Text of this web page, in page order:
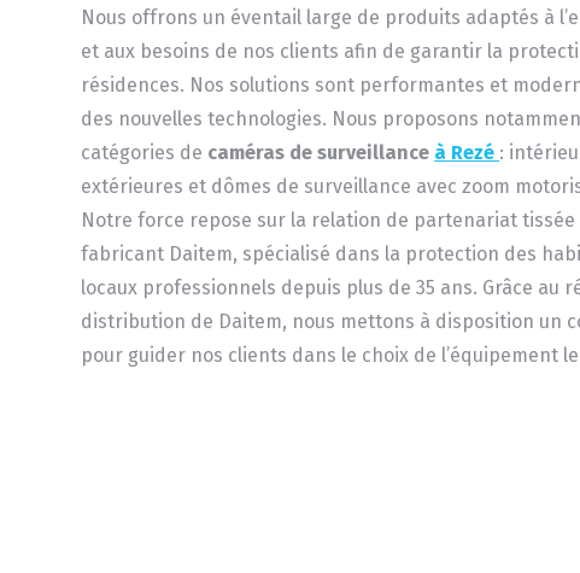
Nous offrons un éventail large de produits adaptés à
et aux besoins de nos clients afin de garantir la
résidences. Nos solutions sont performantes et
des nouvelles technologies. Nous proposons
catégories de caméras de surveillance à Rezé :
extérieures et dômes de surveillance avec zoom
Notre force repose sur la relation de partenariat tissée
fabricant Daitem, spécialisé dans la protection des
locaux professionnels depuis plus de 35 ans. Grâce au
distribution de Daitem, nous mettons à disposition un
pour guider nos clients dans le choix de l’équipement